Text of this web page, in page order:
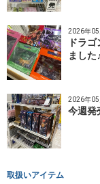
2026年
ドラ
ました
2026年
今週発
取扱いアイテム